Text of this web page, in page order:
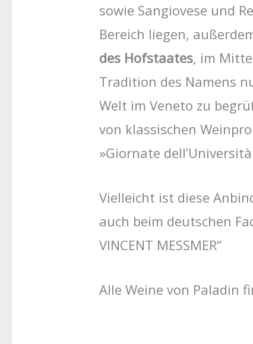
sowie Sangiovese und
Bereich liegen,
des Hofstaates, im
Tradition des Namens
Welt im Veneto zu
von klassischen
»Giornate
Vielleicht ist diese
auch beim deutschen
VINCENT MESSMER“
Alle Weine von Paladin